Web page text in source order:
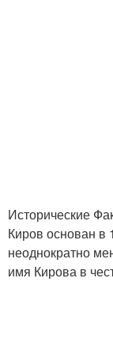
Исторические
Киров основан в
неоднократно
имя Кирова в